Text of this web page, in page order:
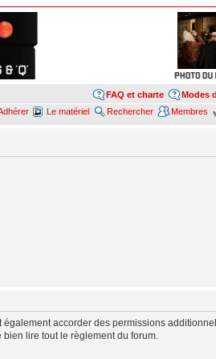
Modes
FAQ et charte
Membres
Rechercher
Le matériel
accorder des permissions
lire tout le règlement du forum.